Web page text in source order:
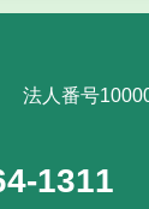
法人番号
1311